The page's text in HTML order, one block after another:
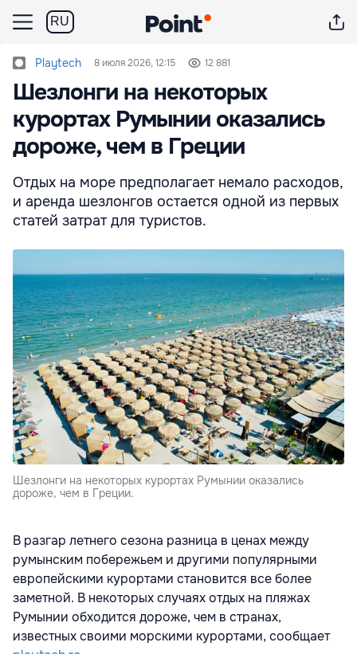
RU
Playtech 8 июля 2026, 12:15 12 881
Шезлонги на некоторых
курортах Румынии оказались
дороже, чем в Греции
Отдых на море предполагает немало расходов,
и аренда шезлонгов остается одной из первых
статей затрат для туристов.
Шезлонги на некоторых курортах Румынии оказались
дороже, чем в Греции.
В разгар летнего сезона разница в ценах между
румынским побережьем и другими популярными
европейскими курортами становится все более
заметной. В некоторых случаях отдых на пляжах
Румынии обходится дороже, чем в странах,
известных своими морскими курортами, сообщает